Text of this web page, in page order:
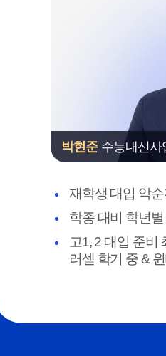
박현준수능내신사
재학생 대입 악
학종 대비 학년
고1, 2 대입 준비
러셀 학기 중 &